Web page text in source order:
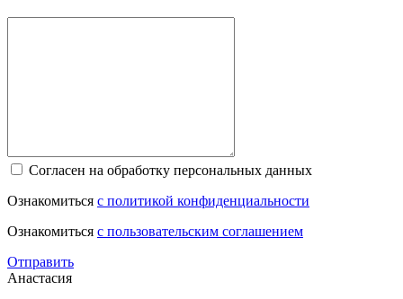
Согласен на обработку персональных данных
Ознакомиться с политикой конфиденциальности
Ознакомиться с пользовательским соглашением
Отправить
Анастасия